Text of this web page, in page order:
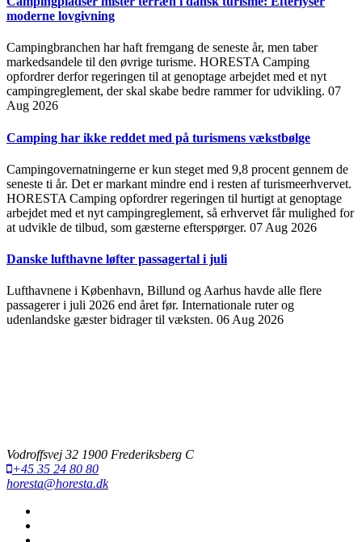
moderne lovgivning
Campingbranchen har haft fremgang de seneste år, men taber
markedsandele til den øvrige turisme. HORESTA Camping
opfordrer derfor regeringen til at genoptage arbejdet med et nyt
campingreglement, der skal skabe bedre rammer for udvikling. 07
Aug 2026
Camping har ikke reddet med på turismens vækstbølge
Campingovernatningerne er kun steget med 9,8 procent gennem de
seneste ti år. Det er markant mindre end i resten af turismeerhvervet.
HORESTA Camping opfordrer regeringen til hurtigt at genoptage
arbejdet med et nyt campingreglement, så erhvervet får mulighed for
at udvikle de tilbud, som gæsterne efterspørger. 07 Aug 2026
Danske lufthavne løfter passagertal i juli
Lufthavnene i København, Billund og Aarhus havde alle flere
passagerer i juli 2026 end året før. Internationale ruter og
udenlandske gæster bidrager til væksten. 06 Aug 2026
Vodroffsvej 32 1900 Frederiksberg C
+45 35 24 80 80
horesta@horesta.dk